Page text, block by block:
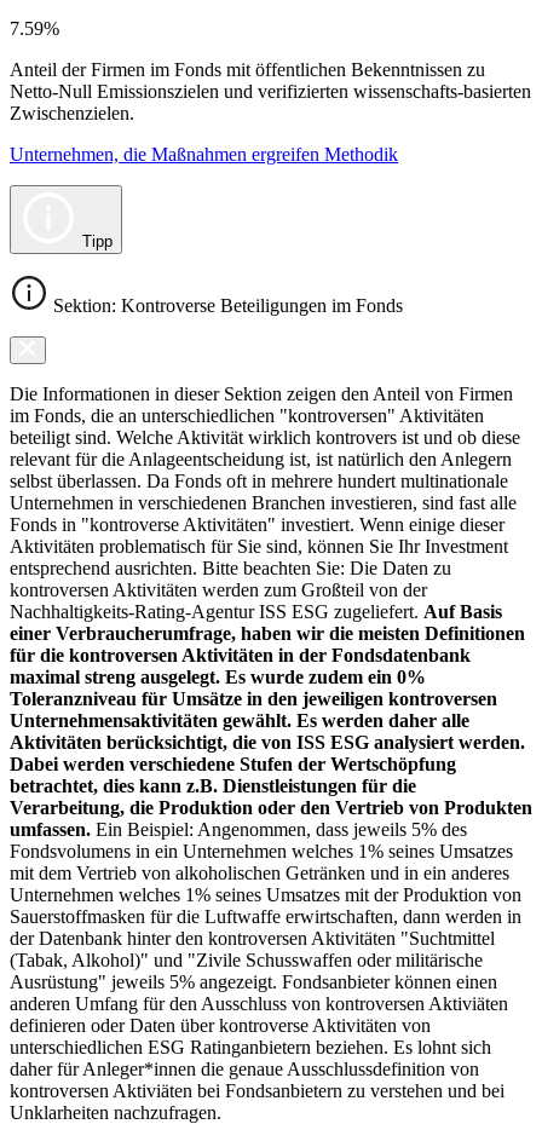
7.59%
Anteil der Firmen im Fonds mit öffentlichen Bekenntnissen zu
Netto-Null Emissionszielen und verifizierten wissenschafts-basierten
Zwischenzielen.
Unternehmen, die Maßnahmen ergreifen Methodik
Tipp
Sektion: Kontroverse Beteiligungen im Fonds
Die Informationen in dieser Sektion zeigen den Anteil von Firmen
im Fonds, die an unterschiedlichen "kontroversen" Aktivitäten
beteiligt sind. Welche Aktivität wirklich kontrovers ist und ob diese
relevant für die Anlageentscheidung ist, ist natürlich den Anlegern
selbst überlassen. Da Fonds oft in mehrere hundert multinationale
Unternehmen in verschiedenen Branchen investieren, sind fast alle
Fonds in "kontroverse Aktivitäten" investiert. Wenn einige dieser
Aktivitäten problematisch für Sie sind, können Sie Ihr Investment
entsprechend ausrichten. Bitte beachten Sie: Die Daten zu
kontroversen Aktivitäten werden zum Großteil von der
Nachhaltigkeits-Rating-Agentur ISS ESG zugeliefert. Auf Basis
einer Verbraucherumfrage, haben wir die meisten Definitionen
für die kontroversen Aktivitäten in der Fondsdatenbank
maximal streng ausgelegt. Es wurde zudem ein 0%
Toleranzniveau für Umsätze in den jeweiligen kontroversen
Unternehmensaktivitäten gewählt. Es werden daher alle
Aktivitäten berücksichtigt, die von ISS ESG analysiert werden.
Dabei werden verschiedene Stufen der Wertschöpfung
betrachtet, dies kann z.B. Dienstleistungen für die
Verarbeitung, die Produktion oder den Vertrieb von Produkten
umfassen. Ein Beispiel: Angenommen, dass jeweils 5% des
Fondsvolumens in ein Unternehmen welches 1% seines Umsatzes
mit dem Vertrieb von alkoholischen Getränken und in ein anderes
Unternehmen welches 1% seines Umsatzes mit der Produktion von
Sauerstoffmasken für die Luftwaffe erwirtschaften, dann werden in
der Datenbank hinter den kontroversen Aktivitäten "Suchtmittel
(Tabak, Alkohol)" und "Zivile Schusswaffen oder militärische
Ausrüstung" jeweils 5% angezeigt. Fondsanbieter können einen
anderen Umfang für den Ausschluss von kontroversen Aktiviäten
definieren oder Daten über kontroverse Aktivitäten von
unterschiedlichen ESG Ratinganbietern beziehen. Es lohnt sich
daher für Anleger*innen die genaue Ausschlussdefinition von
kontroversen Aktiviäten bei Fondsanbietern zu verstehen und bei
Unklarheiten nachzufragen.